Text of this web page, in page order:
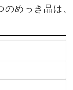
めっき品は、